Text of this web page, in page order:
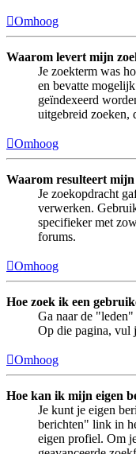
Omhoog
Waarom levert mijn
Je zoekterm was
en bevatte
geïndexeerd
uitgebreid zoeken,
Omhoog
Waarom resulteert mijn
Je zoekopdracht
verwerken.
specifieker met
forums.
Omhoog
Hoe zoek ik een
Ga naar de
Op die pagina, vul
Omhoog
Hoe kan ik mijn eigen
Je kunt je eigen
berichten" link in
eigen profiel. Om